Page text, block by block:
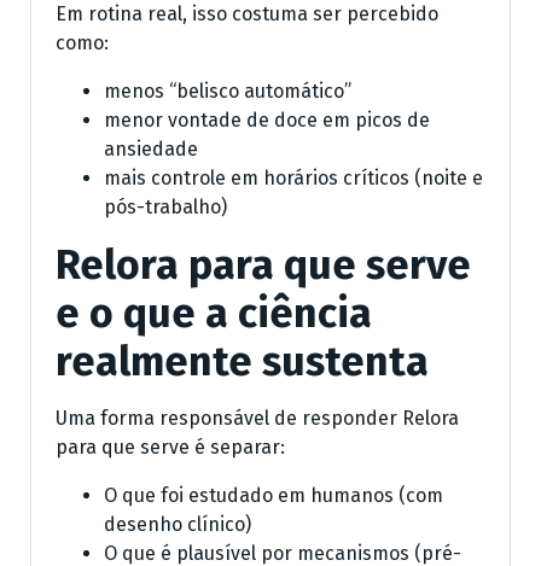
Em rotina real, isso costuma ser percebido
como:
menos “belisco automático”
menor vontade de doce em picos de
ansiedade
mais controle em horários críticos (noite e
pós-trabalho)
Relora para que serve
e o que a ciência
realmente sustenta
Uma forma responsável de responder Relora
para que serve é separar:
O que foi estudado em humanos (com
desenho clínico)
O que é plausível por mecanismos (pré-